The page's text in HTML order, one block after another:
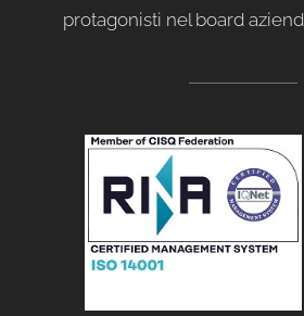
protagonisti nel board